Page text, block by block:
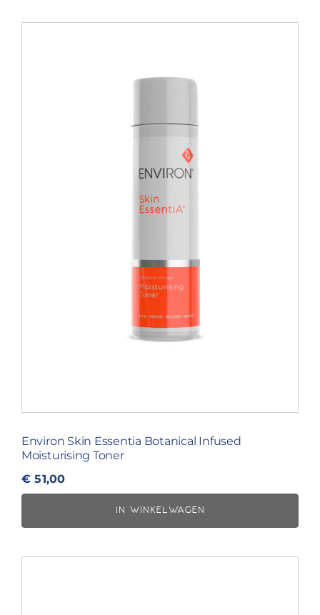
Environ Skin Essentia Botanical Infused
Moisturising Toner
€ 51,00
IN WINKELWAGEN